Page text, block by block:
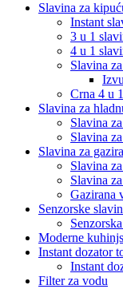
Slavina za
Instant
3 u 1
4 u 1
Slavina
Crna 4 u
Slavina za
Slavina
Slavina
Slavina za
Slavina
Slavina
Gazirana
Senzorske
Moderne
Instant dozator
Instant
Filter za vodu